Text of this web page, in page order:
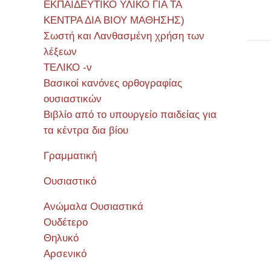
ΕΚΠΑΙΔΕΥΤΙΚΟ ΥΛΙΚΟ ΓΙΑ ΤΑ
ΚΕΝΤΡΑ ΔΙΑ ΒΙΟΥ ΜΑΘΗΣΗΣ)
Σωστή και Λανθασμένη χρήση των
λέξεων
ΤΕΛΙΚΟ -ν
Βασικοί κανόνες ορθογραφίας
ουσιαστικών
Βιβλίο από το υπουργείο παιδείας για
τα κέντρα δια βίου
Γραμματική
Ουσιαστικό
Ανώμαλα Ουσιαστικά
Ουδέτερο
Θηλυκό
Αρσενικό